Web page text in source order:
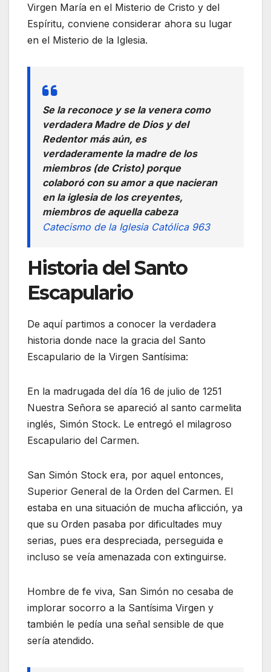
Virgen María en el Misterio de Cristo y del
Espíritu, conviene considerar ahora su lugar
en el Misterio de la Iglesia.
Se la reconoce y se la venera como
verdadera Madre de Dios y del
Redentor más aún, es
verdaderamente la madre de los
miembros (de Cristo) porque
colaboró con su amor a que nacieran
en la iglesia de los creyentes,
miembros de aquella cabeza
Catecismo de la Iglesia Católica 963
Historia del Santo
Escapulario
De aquí partimos a conocer la verdadera
historia donde nace la gracia del Santo
Escapulario de la Virgen Santísima:
En la madrugada del día 16 de julio de 1251
Nuestra Señora se apareció al santo carmelita
inglés, Simón Stock. Le entregó el milagroso
Escapulario del Carmen.
San Simón Stock era, por aquel entonces,
Superior General de la Orden del Carmen. El
estaba en una situación de mucha aflicción, ya
que su Orden pasaba por dificultades muy
serias, pues era despreciada, perseguida e
incluso se veía amenazada con extinguirse.
Hombre de fe viva, San Simón no cesaba de
implorar socorro a la Santísima Virgen y
también le pedía una señal sensible de que
sería atendido.